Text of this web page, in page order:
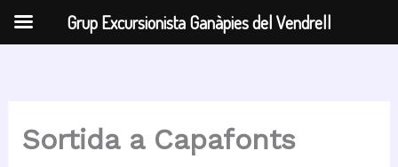
Sortida a Capafonts
Grup Excursionista Ganàpies del Vendrell